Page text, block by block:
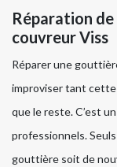
Réparation
couvreur Viss
Réparer une
improviser tant
que le reste. C’est
professionnels.
gouttière soit de